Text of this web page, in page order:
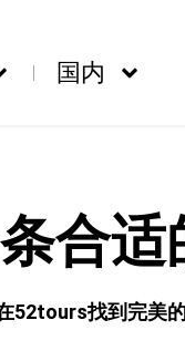
国内
合适
52tours找到完美